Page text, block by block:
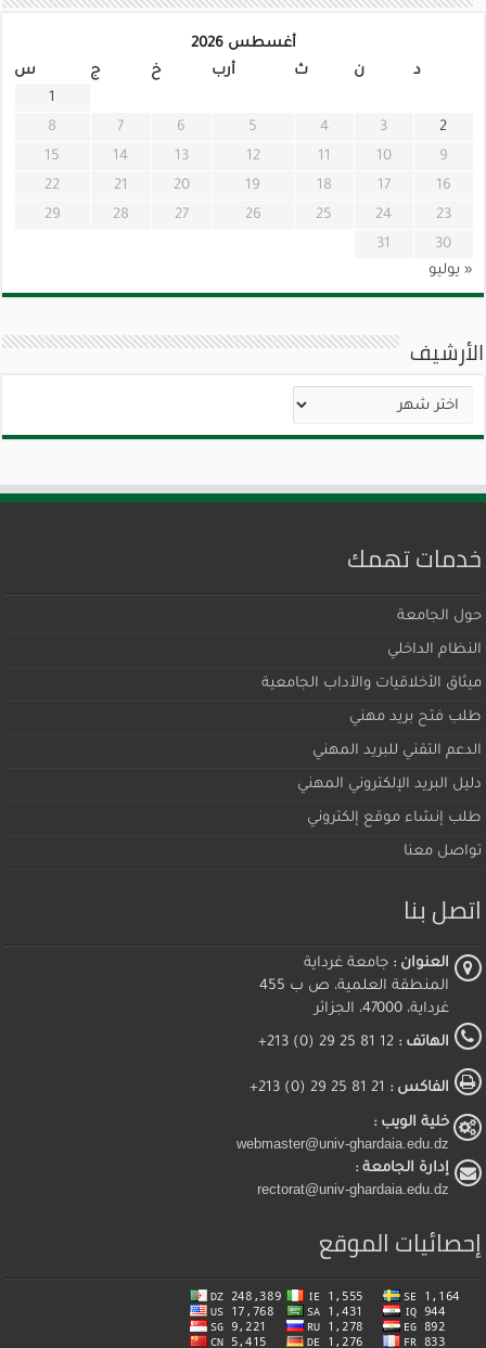
أغسطس 2026
د
ن ث أرب خ ج
س
1
2
3
4
5
6
7
8
9
10
11
12
13
14
15
16
17
18
19
20
21
22
23
24
25
26
27
28
29
30
31
« يوليو
الأرشيف
الأرشيف
خدمات تهمك
حول الجامعة
النظام الداخلي
ميثاق اﻷخلاقيات والآداب الجامعية
طلب فتح بريد مهني
الدعم التقني للبريد المهني
دليل البريد الإلكتروني المهني
طلب إنشاء موقع إلكتروني
تواصل معنا
اتصل بنا
العنوان : جامعة غرداية
المنطقة العلمية، ص ب 455
غرداية، 47000، الجزائر
الهاتف : 12 81 25 29 (0) 213+
الفاكس :
خلية الويب :
webmaster@univ-ghardaia.edu.dz
إدارة الجامعة :
rectorat@univ-ghardaia.edu.dz
إحصائيات الموقع